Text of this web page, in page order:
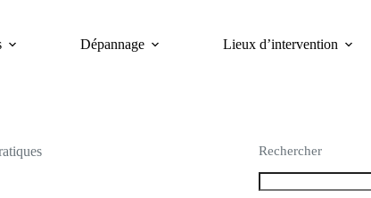
Dépannage Lieux d’intervention
Rechercher